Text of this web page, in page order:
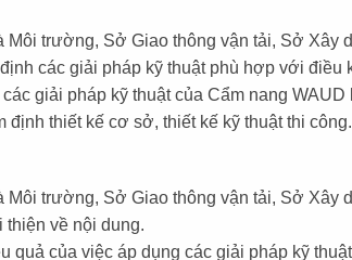
trường, Sở Giao thông vận tải, Sở Xây
các giải pháp kỹ thuật phù hợp với điều
giải pháp kỹ thuật của Cẩm nang
định thiết kế cơ sở, thiết kế kỹ thuật thi công.
trường, Sở Giao thông vận tải, Sở Xây
về nội dung.
quả của việc áp dụng các giải pháp kỹ